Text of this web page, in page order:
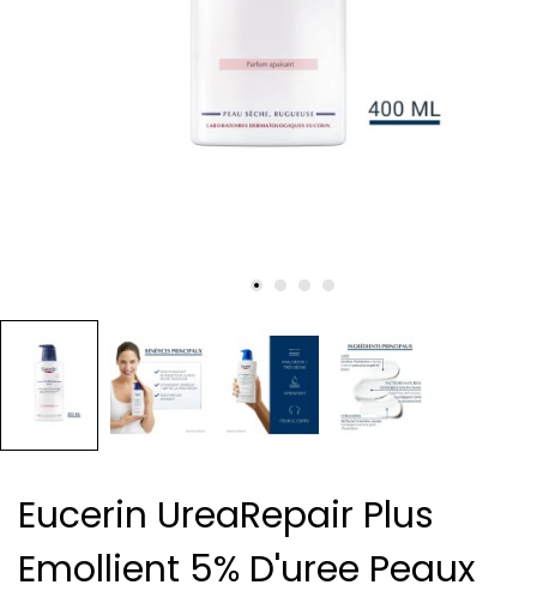
Eucerin UreaRepair Plus
Emollient 5% D'uree Peaux